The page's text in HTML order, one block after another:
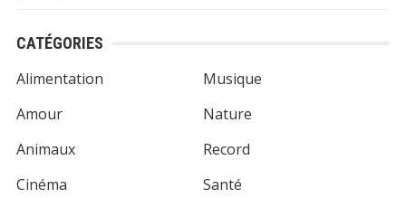
CATÉGORIES
Alimentation
Amour
Animaux
Cinéma
Musique
Nature
Record
Santé